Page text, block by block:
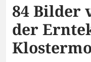
84 Bilder
der